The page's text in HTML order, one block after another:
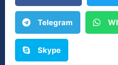
Telegram
Skype